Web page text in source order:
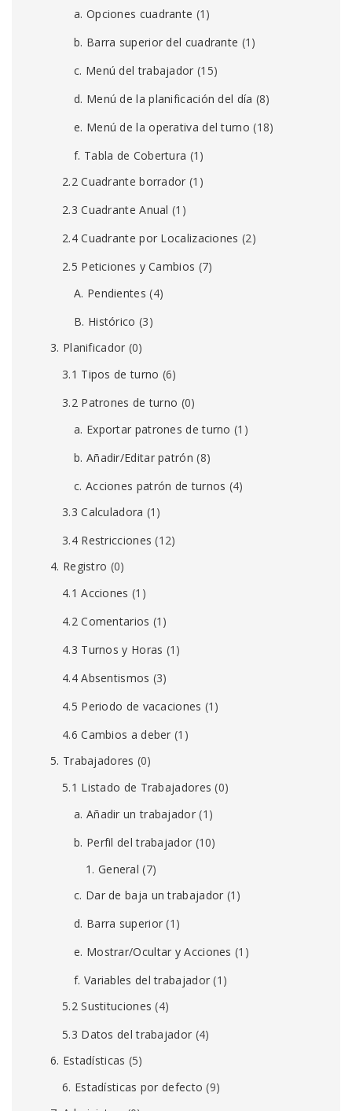
a. Opciones cuadrante (1)
b. Barra superior del cuadrante (1)
c. Menú del trabajador (15)
d. Menú de la planificación del día (8)
e. Menú de la operativa del turno (18)
f. Tabla de Cobertura (1)
2.2 Cuadrante borrador (1)
2.3 Cuadrante Anual (1)
2.4 Cuadrante por Localizaciones (2)
2.5 Peticiones y Cambios (7)
A. Pendientes (4)
B. Histórico (3)
3. Planificador (0)
3.1 Tipos de turno (6)
3.2 Patrones de turno (0)
a. Exportar patrones de turno (1)
b. Añadir/Editar patrón (8)
c. Acciones patrón de turnos (4)
3.3 Calculadora (1)
3.4 Restricciones (12)
4. Registro (0)
4.1 Acciones (1)
4.2 Comentarios (1)
4.3 Turnos y Horas (1)
4.4 Absentismos (3)
4.5 Periodo de vacaciones (1)
4.6 Cambios a deber (1)
5. Trabajadores (0)
5.1 Listado de Trabajadores (0)
a. Añadir un trabajador(1)
b. Perfil del trabajador (10)
1. General (7)
c. Dar de baja un trabajador (1)
d. Barra superior (1)
e. Mostrar/Ocultar y Acciones (1)
f. Variables del trabajador (1)
5.2 Sustituciones (4)
5.3 Datos del trabajador (4)
6. Estadísticas (5)
6. Estadísticas por defecto (9)